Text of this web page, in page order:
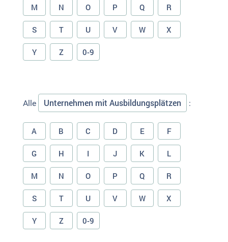
M N O P Q R
S T U V W X
Y Z 0-9
Alle Unternehmen mit Ausbildungsplätzen :
A B C D E F
G H I J K L
M N O P Q R
S T U V W X
Y Z 0-9